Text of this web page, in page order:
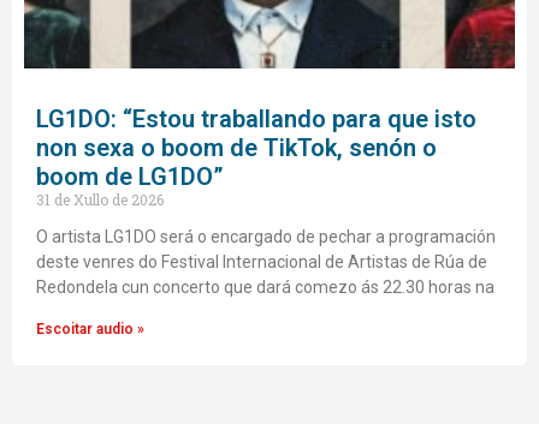
LG1DO: “Estou traballando para que isto
non sexa o boom de TikTok, senón o
boom de LG1DO”
31 de Xullo de 2026
O artista LG1DO será o encargado de pechar a programación
deste venres do Festival Internacional de Artistas de Rúa de
Redondela cun concerto que dará comezo ás 22.30 horas na
Escoitar audio »